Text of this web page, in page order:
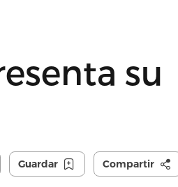
su
Guardar Compartir